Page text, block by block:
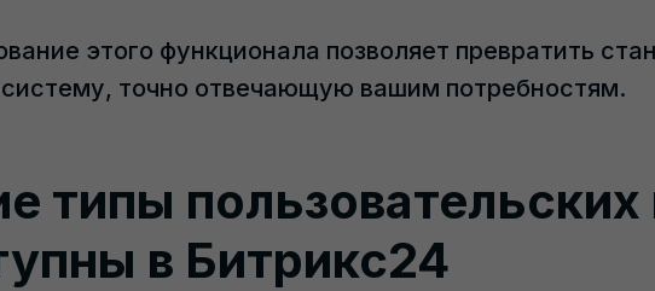
этого функционала позволяет превратить
точно отвечающую вашим потребностям.
типы пользовательских
в Битрикс24